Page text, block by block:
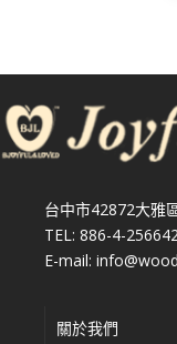
台中市42872大雅
TEL: 886-4-
E-mail:
關於我們